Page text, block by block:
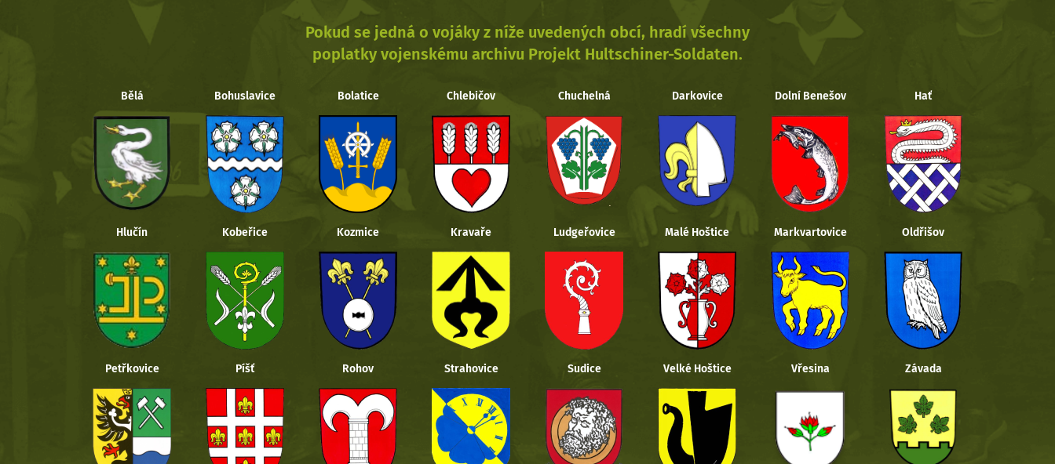
Pokud se jedná o vojáky z níže uvedených obcí, hradí všechny
poplatky vojenskému archivu Projekt Hultschiner-Soldaten.
Bělá Bohuslavice Bolatice Chlebičov Chuchelná Darkovice Dolní Benešov Hať
Hlučín Kobeřice Kozmice Kravaře Ludgeřovice Malé Hoštice Markvartovice Oldřišov
Petřkovice Píšť Rohov Strahovice Sudice Velké Hoštice Vřesina Závada